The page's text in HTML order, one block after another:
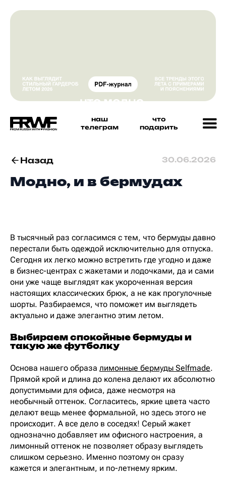
наш
телеграм
что
подарить
Назад 30.06.2026
Модно, и в бермудах
В тысячный раз согласимся с тем, что бермуды давно
перестали быть одеждой исключительно для отпуска.
Сегодня их легко можно встретить где угодно и даже
в бизнес-центрах с жакетами и лодочками, да и сами
они уже чаще выглядят как укороченная версия
настоящих классических брюк, а не как прогулочные
шорты. Разбираемся, что поможет им выглядеть
актуально и даже элегантно этим летом.
Выбираем спокойные бермуды и
такую же футболку
Основа нашего образа лимонные бермуды Selfmade.
Прямой крой и длина до колена делают их абсолютно
допустимыми для офиса, даже несмотря на
необычный оттенок. Согласитесь, яркие цвета часто
делают вещь менее формальной, но здесь этого не
происходит. А все дело в соседях! Серый жакет
однозначно добавляет им офисного настроения, а
лимонный оттенок не позволяет образу выглядеть
слишком серьезно. Именно поэтому он сразу
кажется и элегантным, и по-летнему ярким.